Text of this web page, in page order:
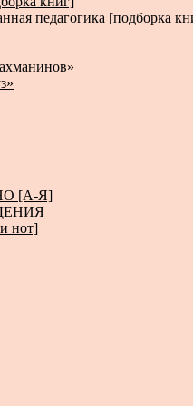
педагогика [подборка
[А-Я]
нот]